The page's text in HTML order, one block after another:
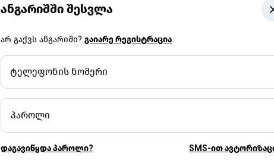
ანგარიშში შესვლა
არ გაქვს ანგარიში? გაიარე რეგისტრაცია
ტელეფონის ნომერი
პაროლი
დაგავიწყდა პაროლი? SMS-ით
ონლაინ ექსკლუზივი
მხოლოდ